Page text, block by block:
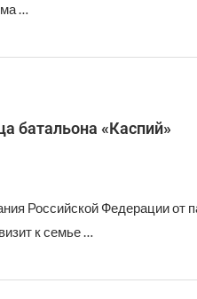
…
батальона «Каспий»
Российской Федерации от
к семье …